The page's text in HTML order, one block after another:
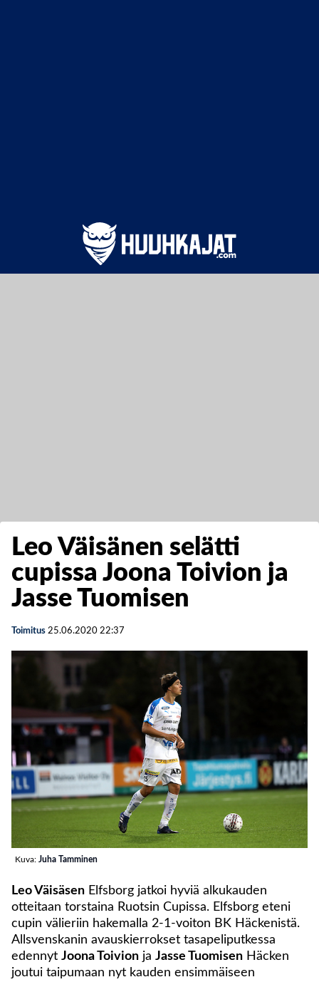
Leo Väisänen selätti
cupissa Joona Toivion ja
Jasse Tuomisen
Toimitus 25.06.2020 22:37
Kuva: Juha Tamminen
Leo Väisäsen Elfsborg jatkoi hyviä alkukauden
otteitaan torstaina Ruotsin Cupissa. Elfsborg eteni
cupin välieriin hakemalla 2-1-voiton BK Häckenistä.
Allsvenskanin avauskierrokset tasapeliputkessa
edennyt Joona Toivion ja Jasse Tuomisen Häcken
joutui taipumaan nyt kauden ensimmäiseen